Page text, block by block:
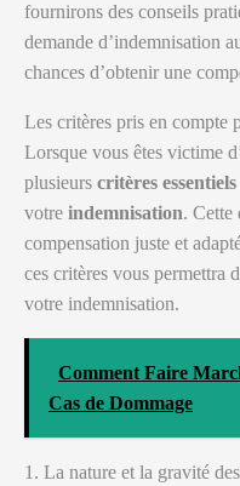
fournirons des conseils
demande d’indemnisation
chances d’obtenir une
Les critères pris en
Lorsque vous êtes victime
plusieurs critères essentiels
votre indemnisation. Cette
compensation juste et
ces critères vous permettra
votre indemnisation.
Comment Faire
Cas de Dommage
1. La nature et la gravité